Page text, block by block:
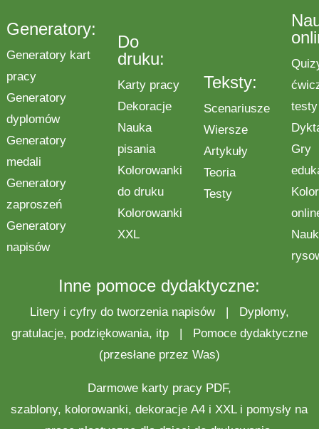
Generatory:
Generatory kart
pracy
Generatory
dyplomów
Generatory
medali
Generatory
zaproszeń
Generatory
napisów
Do
druku:
Karty pracy
Dekoracje
Nauka
pisania
Kolorowanki
do druku
Kolorowanki
XXL
Teksty:
Scenariusze
Wiersze
Artykuły
Teoria
Testy
testy
Gry
Inne pomoce dydaktyczne:
Litery i cyfry do tworzenia napisów|
Dyplomy,
gratulacje, podziękowania, itp|
Pomoce dydaktyczne
(przesłane przez Was)
Darmowe karty pracyPDF,
szablony, kolorowanki,dekoracje A4 i XXL i pomysły na